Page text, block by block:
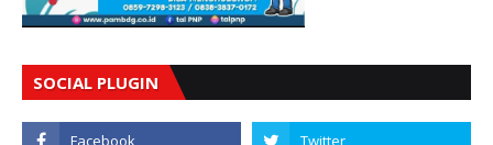
SOCIAL PLUGIN